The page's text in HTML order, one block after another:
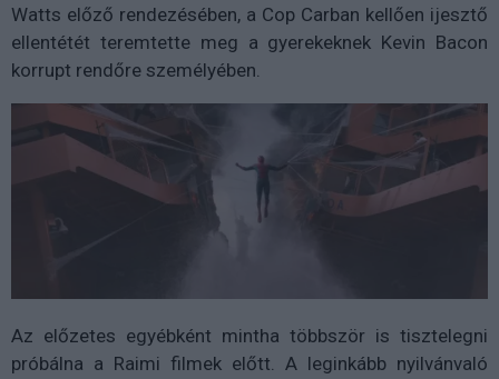
Watts előző rendezésében, a Cop Carban kellően ijesztő
ellentétét teremtette meg a gyerekeknek Kevin Bacon
korrupt rendőre személyében.
Az előzetes egyébként mintha többször is tisztelegni
próbálna a Raimi filmek előtt. A leginkább nyilvánvaló